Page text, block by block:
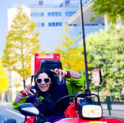
ราคา
ผู้ใช้ คำถามที่พบบ่อย
การจอง
ขา
Tokyo Akihabara#1
Tokyo Shibuya